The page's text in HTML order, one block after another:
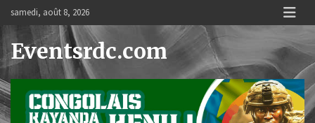
content
samedi, août 8, 2026
Eventsrdc.com